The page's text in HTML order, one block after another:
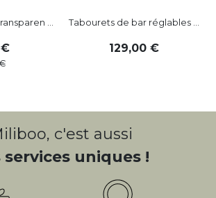
... Tabourets de bar réglables ...
129,00
c'est aussi
services uniques !